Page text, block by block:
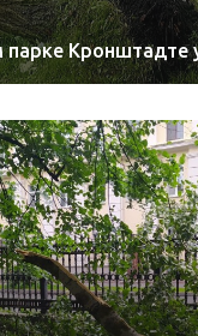
парке Кронштадте